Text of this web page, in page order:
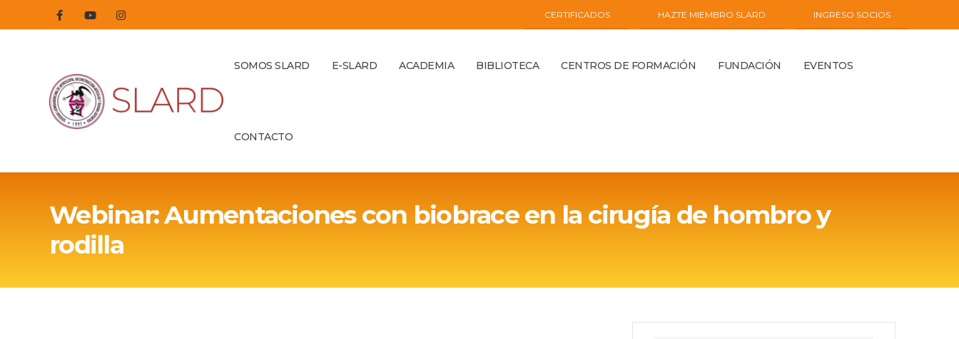
CERTIFICADOS HAZTE MIEMBRO SLARD INGRESO SOCIOS
SOMOS SLARD E-SLARD ACADEMIA BIBLIOTECA CENTROS DE FORMACIÓN FUNDACIÓN EVENTOS
CONTACTO
Webinar: Aumentaciones con biobrace en la cirugía de hombro y
rodilla